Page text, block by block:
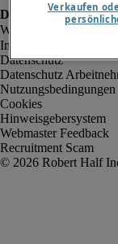
Impressum
Datenschutz
Datenschutz
Nutzungsbedingungen
Cookies
Hinweisgebersystem
Webmaster Feedback
Recruitment Scam
Verkaufen